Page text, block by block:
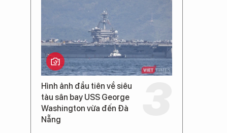
Hình ảnh đầu tiên về siêu
tàu sân bay USS George
Washington vừa đến Đà
Nẵng